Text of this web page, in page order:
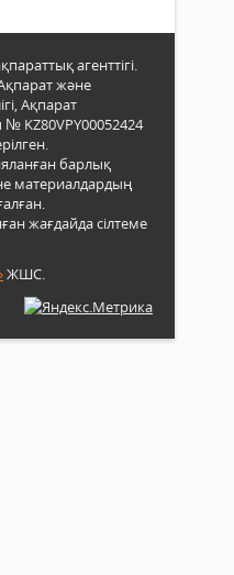
агенттігі.
және
Ақпарат
№ KZ80VPY00052424
барлық
материалдардың
жағдайда сілтеме
ЖШС.